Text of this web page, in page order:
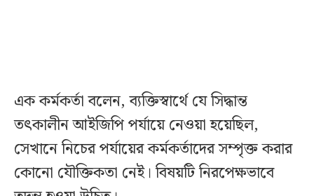
এক কর্মকর্তা বলেন, ব্যক্তিস্বার্থে যে সিদ্ধান্ত
তৎকালীন আইজিপি পর্যায়ে নেওয়া হয়েছিল,
সেখানে নিচের পর্যায়ের কর্মকর্তাদের সম্পৃক্ত করার
কোনো যৌক্তিকতা নেই। বিষয়টি নিরপেক্ষভাবে